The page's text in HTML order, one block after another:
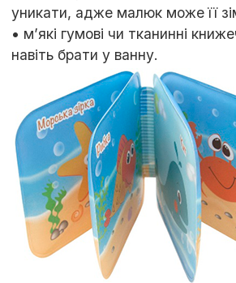
уникати, адже малюк може її
• м’які гумові чи тканинні
навіть брати у ванну.